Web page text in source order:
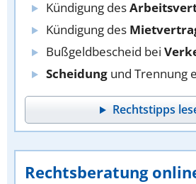
Kündigung des
Kündigung des
Bußgeldbescheid bei
Scheidung und Trennung
Rechtstipps
Rechtsberatung